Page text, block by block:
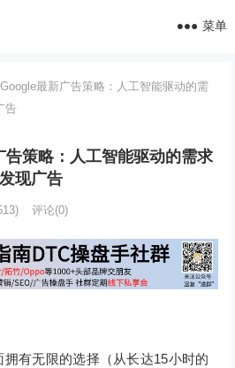
菜单
最新广告策略：人工智能驱动的需
告
策略：人工智能驱动的需求
现广告
评论(0)
有无限的选择（从长达15小时的